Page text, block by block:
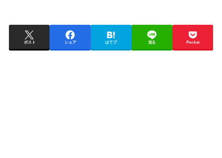
ポスト シェア はてブ 送る Pocket